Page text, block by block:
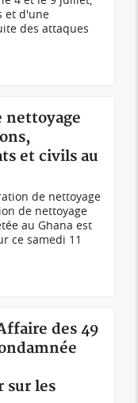
et d'une
des attaques
nettoyage
et civils au
de nettoyage
de nettoyage
au Ghana est
ce samedi 11
des 49
sur les